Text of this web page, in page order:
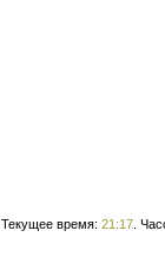
Текущее время: 21:17 .